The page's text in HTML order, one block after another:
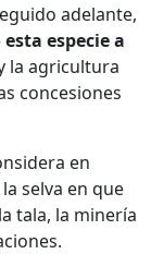
adelante,
especie a
la agricultura
concesiones
en
selva en que
tala, la minería